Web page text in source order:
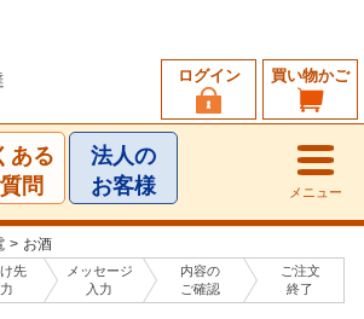
買い物かご
ログイン
ある
問
法人の
お客様
メニュー
> お酒
先
メッセージ
入力
内容の
ご確認
ご注文
終了